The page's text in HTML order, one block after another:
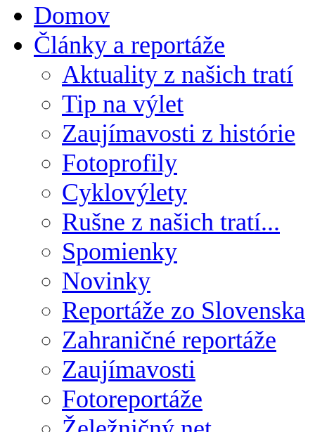
Domov
Články a reportáže
Aktuality z našich tratí
Tip na výlet
Zaujímavosti z histórie
Fotoprofily
Cyklovýlety
Rušne z našich tratí...
Spomienky
Novinky
Reportáže zo Slovenska
Zahraničné reportáže
Zaujímavosti
Fotoreportáže